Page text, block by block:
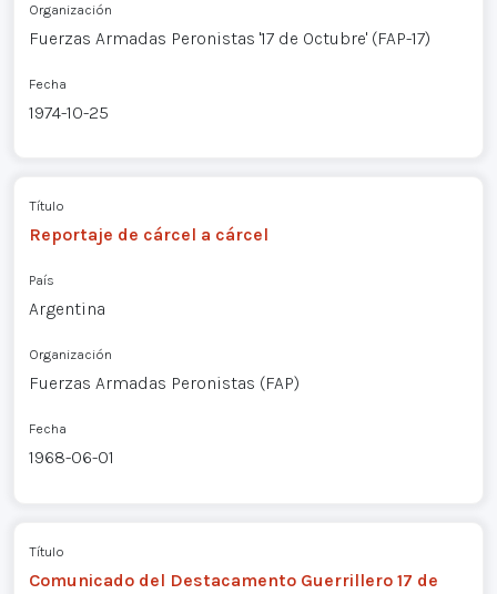
Organización
Fuerzas Armadas Peronistas '17 de Octubre' (FAP-17)
Fecha
1974-10-25
Título
Reportaje de cárcel a cárcel
País
Argentina
Organización
Fuerzas Armadas Peronistas (FAP)
Fecha
1968-06-01
Título
Comunicado del Destacamento Guerrillero 17 de